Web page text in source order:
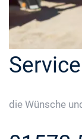
die Wünsche